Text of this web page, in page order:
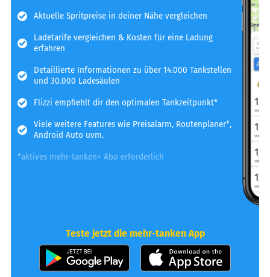
Aktuelle Spritpreise in deiner Nähe vergleichen
Ladetarife vergleichen & Kosten für eine Ladung
erfahren
Detaillierte Informationen zu über 14.000 Tankstellen
und 30.000 Ladesäulen
Flizzi empfiehlt dir den optimalen Tankzeitpunkt*
Viele weitere Features wie Preisalarm, Routenplaner*,
Android Auto uvm.
*aktives mehr-tanken+ Abo erforderlich
Teste jetzt die mehr-tanken App